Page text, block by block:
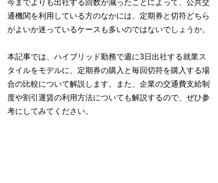
今までよりも出社する回数が減ったことによって、公共交
通機関を利用している方のなかには、定期券と切符どちら
がよいか迷っているケースも多いのではないでしょうか。
本記事では、ハイブリッド勤務で週に3日出社する就業ス
タイルをモデルに、定期券の購入と毎回切符を購入する場
合の比較について解説します。また、企業の交通費支給制
度や割引運賃の利用方法についても解説するので、ぜひ参
考にしてみてください。